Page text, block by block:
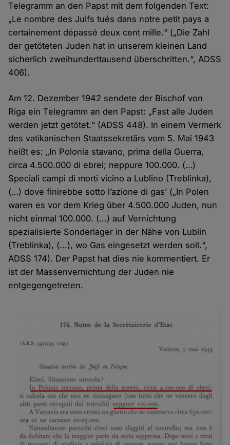
Telegramm an den Papst mit dem folgenden Text:
„Le nombre des Juifs tués dans notre petit pays a
certainement dépassé deux cent mille.“ („Die Zahl
der getöteten Juden hat in unserem kleinen Land
sicherlich zweihunderttausend überschritten.“, ADSS
406).
Am 12. Dezember 1942 sendete der Bischof von
Riga ein Telegramm an den Papst: „Fast alle Juden
werden jetzt getötet.“ (ADSS 448). In einem Vermerk
des vatikanischen Staatssekretärs vom 5. Mai 1943
heißt es: „In Polonia stavano, prima della Guerra,
circa 4.500.000 di ebrei; neppure 100.000. (…)
Speciali campi di morti vicino a Lublino (Treblinka),
(…) dove finirebbe sotto l’azione di gas’ („In Polen
waren es vor dem Krieg über 4.500.000 Juden, nun
nicht einmal 100.000. (...) auf Vernichtung
spezialisierte Sonderlager in der Nähe von Lublin
(Treblinka), (...), wo Gas eingesetzt werden soll.“,
ADSS 174). Der Papst hat dies nie kommentiert. Er
ist der Massenvernichtung der Juden nie
entgegengetreten.